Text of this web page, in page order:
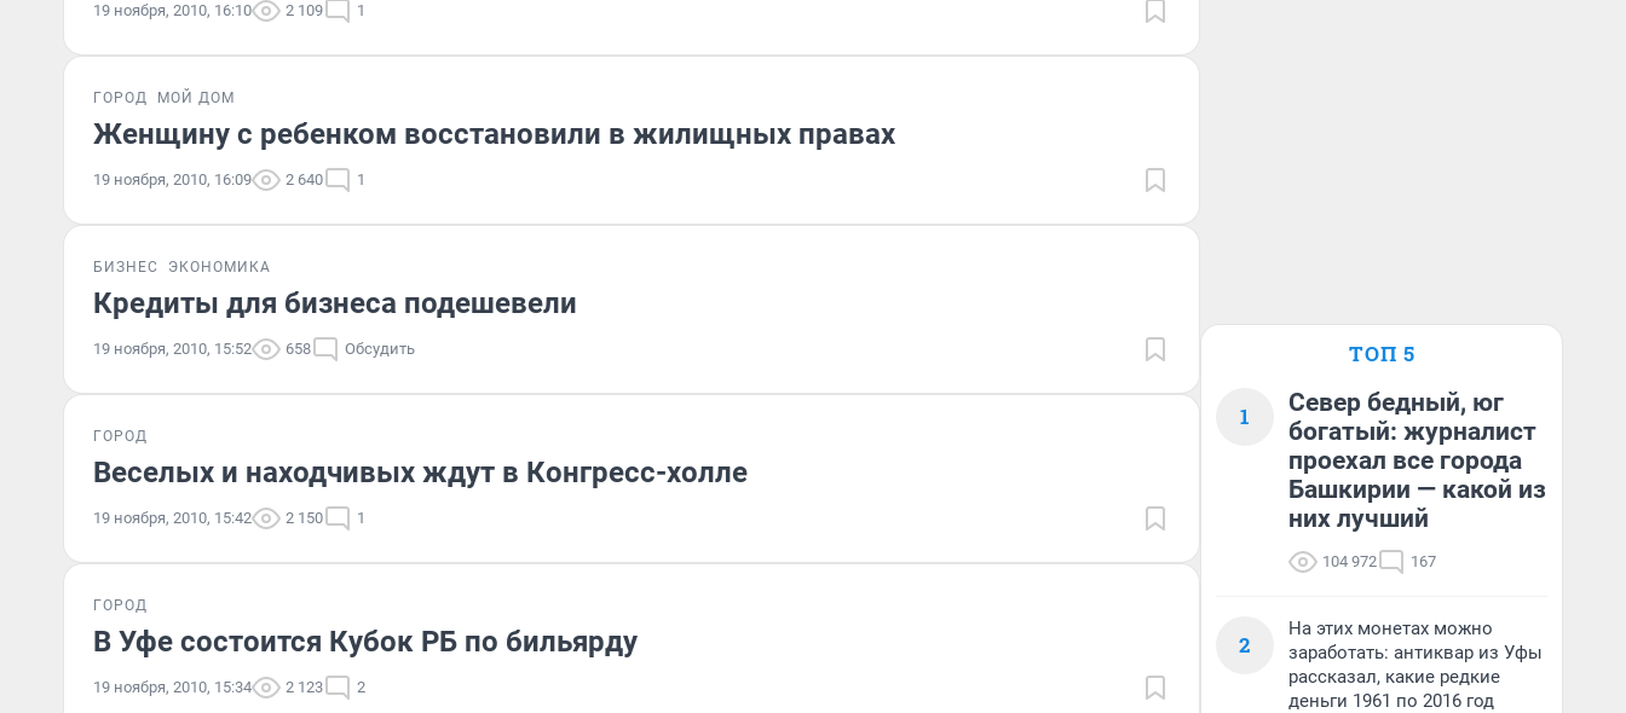
19 ноября, 2010, 16:10 2 109 1
ГОРОД МОЙ ДОМ
Женщину с ребенком восстановили в жилищных правах
19 ноября, 2010, 16:09 2 640 1
БИЗНЕС ЭКОНОМИКА
Кредиты для бизнеса подешевели
19 ноября, 2010, 15:52 658 Обсудить
ГОРОД
Веселых и находчивых ждут в Конгресс-холле
19 ноября, 2010, 15:42 2 150 1
ГОРОД
В Уфе состоится Кубок РБ по бильярду
19 ноября, 2010, 15:34 2 123 2
ТОП 5
1
Север бедный, юг
богатый: журналист
проехал все города
Башкирии — какой из
них лучший
104 972 167
2
На этих монетах можно
заработать: антиквар из Уфы
рассказал, какие редкие
деньги 1961 по 2016 год